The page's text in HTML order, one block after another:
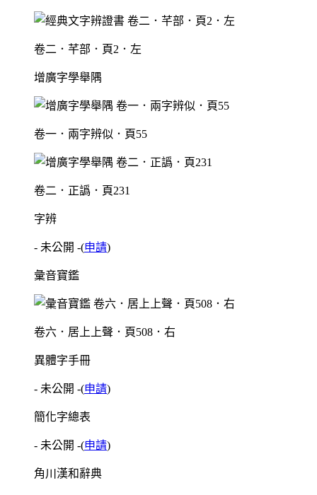
卷二．芊部．頁2．左
增廣字學舉隅
卷一．兩字辨似．頁55
卷二．正譌．頁231
字辨
- 未公開 -(申請)
彙音寶鑑
卷六．居上上聲．頁508．右
異體字手冊
- 未公開 -(申請)
簡化字總表
- 未公開 -(申請)
角川漢和辭典